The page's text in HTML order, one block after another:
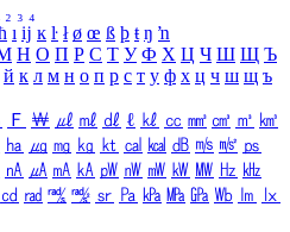
₂ ₃ ₄
ı ĳ ĸ ŀ ł ø œ ß þ ŧ ŋ ŉ
Н О П Р С Т У Ф Х Ц Ч Ш Щ Ъ
й к л м н о п р с т у ф х ц ч ш щ ъ
Ｆ ￦ ㎕ ㎖ ㎗ ℓ ㎘ ㏄ ㎣ ㎤ ㎥ ㎦
㏊ ㎍ ㎎ ㎏ ㏏ ㎈ ㎉ ㏈ ㎧ ㎨ ㎰
㎁ ㎂ ㎃ ㎄ ㎺ ㎻ ㎽ ㎾ ㎿ ㎐ ㎑
㏅ ㎭ ㎮ ㎯ ㏛ ㎩ ㎪ ㎫ ㎬ ㏝ ㏐
㏓